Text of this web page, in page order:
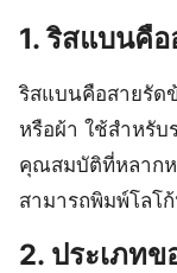
1. ริสแบนคือ
ริสแบนคือสายรัด
หรือผ้า ใช้สำหรับ
คุณสมบัติที่หลาก
สามารถพิมพ์โลโ
2. ประเภท